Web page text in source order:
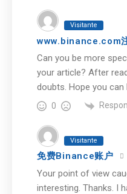
Visitante
www.binance.com
Can you be more
your article? After
doubts. Hope you can
0
Visitante
免费Binance账户
Your point of view
interesting. Thanks. I